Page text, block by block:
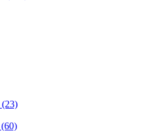
(23)
(60)